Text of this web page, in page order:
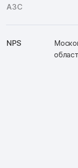
АЗС
NPS